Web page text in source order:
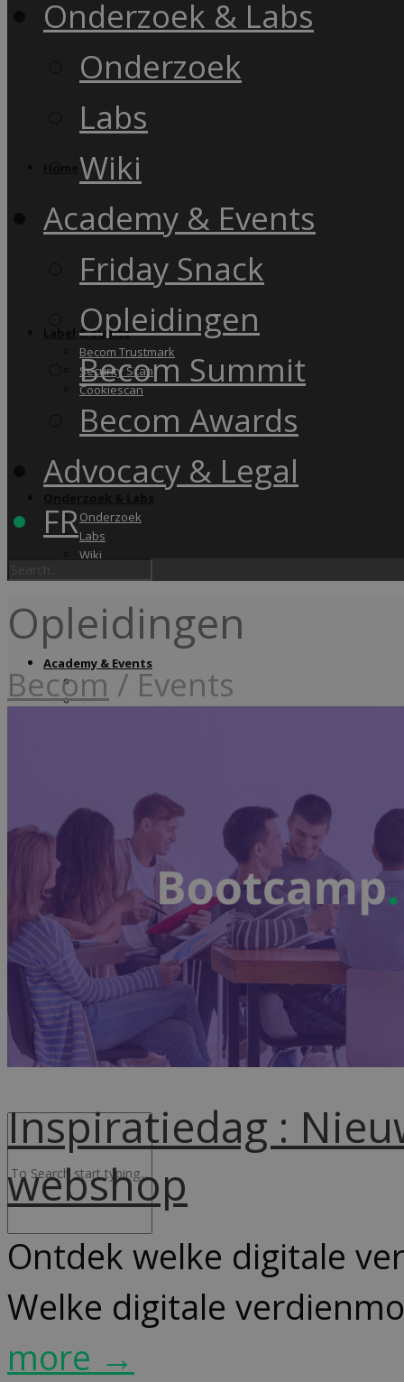
Label & audits
Becom Trustmark
Security Scan
Cookiescan
Onderzoek
Labs
Wiki
Academy & Events
Friday Snack
Opleidingen
Advocacy & Legal
FR
Onderzoek & Labs
Onderzoek
Labs
Wiki
Academy & Events
Friday Snack
Opleidingen
Becom Summit
Becom Awards
Advocacy & Legal
FR
Opleidingen
Becom / Events
Inspiratiedag :
webshop
Ontdek welke digitale
Welke digitale
more →